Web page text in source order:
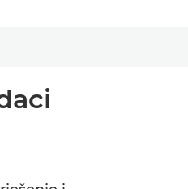
breadcrumbs